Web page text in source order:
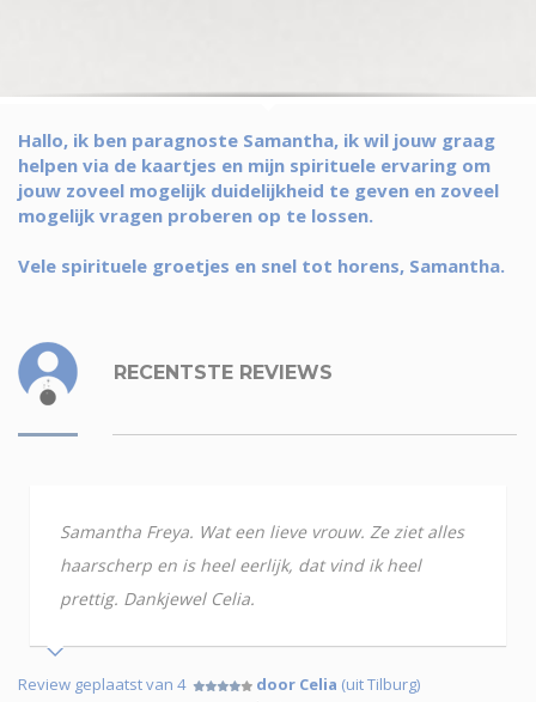
Hallo, ik ben paragnoste Samantha, ik wil jouw graag
helpen via de kaartjes en mijn spirituele ervaring om
jouw zoveel mogelijk duidelijkheid te geven en zoveel
mogelijk vragen proberen op te lossen.
Vele spirituele groetjes en snel tot horens, Samantha.
RECENTSTE REVIEWS
Samantha Freya. Wat een lieve vrouw. Ze ziet alles
haarscherp en is heel eerlijk, dat vind ik heel
prettig. Dankjewel Celia.
Review geplaatst van 4 door Celia (uit Tilburg)